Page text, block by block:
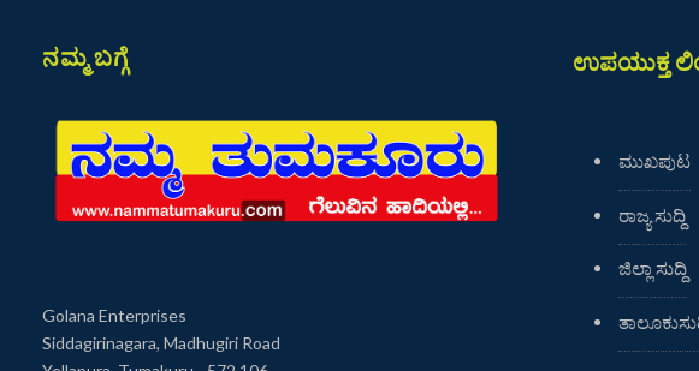
ನಮ್ಮ ಬಗ್ಗೆ
Golana Enterprises
Siddagirinagara, Madhugiri Road
ಉಪಯುಕ್ತ
ಮುಖಪುಟ
ರಾಜ್ಯ ಸುದ್ದಿ
ಜಿಲ್ಲಾ ಸುದ್ದಿ